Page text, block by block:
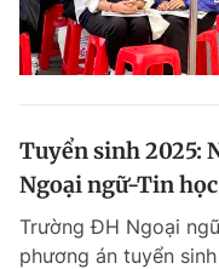
Tuyển sinh 2025:
Ngoại ngữ-Tin
Trường ĐH Ngoại
phương án tuyển